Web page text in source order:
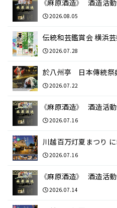
《麻原酒造》 酒造活
2026.08.05
伝統和芸鑑賞会 横浜
2026.07.28
於八州亭 日本傳統祭
2026.07.22
《麻原酒造》 酒造活
2026.07.16
川越百万灯夏まつり
2026.07.16
《麻原酒造》 酒造活
2026.07.14